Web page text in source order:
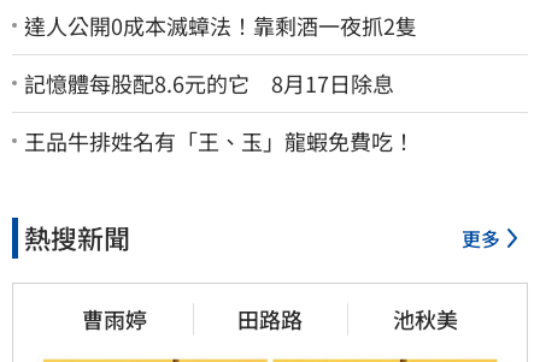
達人公開0成本滅蟑法！靠剩酒一夜抓2隻
記憶體每股配8.6元的它 8月17日除息
王品牛排姓名有「王、玉」龍蝦免費吃！
熱搜新聞 更多
曹雨婷 田路路 池秋美